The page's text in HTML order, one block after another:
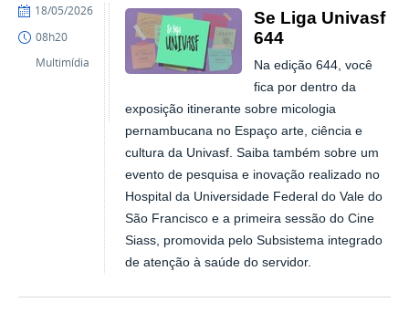
Se Liga Univasf
644
Na edição 644, você
fica por dentro da
exposição itinerante sobre micologia
pernambucana no Espaço arte, ciência e
cultura da Univasf. Saiba também sobre um
evento de pesquisa e inovação realizado no
Hospital da Universidade Federal do Vale do
São Francisco e a primeira sessão do Cine
Siass, promovida pelo Subsistema integrado
de atenção à saúde do servidor.
publicado
18/05/2026
08h20
Multimídia